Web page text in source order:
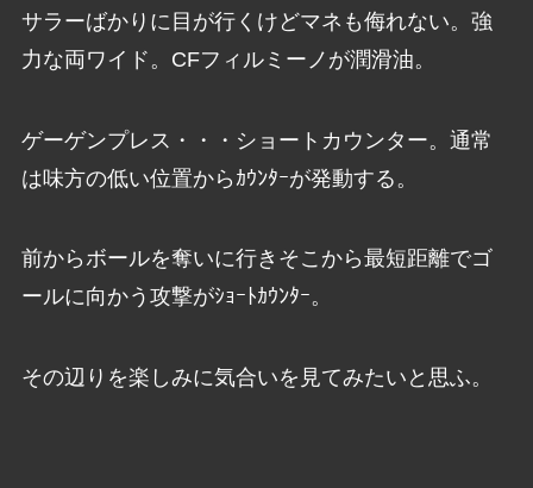
サラーばかりに目が行くけどマネも侮れない。強
力な両ワイド。CFフィルミーノが潤滑油。
ゲーゲンプレス・・・ショートカウンター。通常
は味方の低い位置からｶｳﾝﾀｰが発動する。
前からボールを奪いに行きそこから最短距離でゴ
ールに向かう攻撃がｼｮｰﾄｶｳﾝﾀｰ。
その辺りを楽しみに気合いを見てみたいと思ふ。